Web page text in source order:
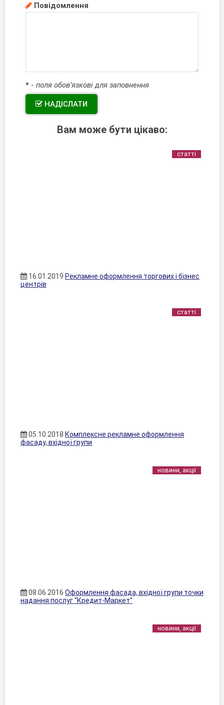
Повідомлення
* - поля обов’язкові для заповнення
НАДІСЛАТИ
Вам може бути цікаво:
статті
16.01.2019 Рекламне оформлення торгових і бізнес
центрів
статті
05.10.2018 Комплексне рекламне оформлення
фасаду, вхідної групи
новини, акції
08.06.2016 Оформлення фасада, вхідної групи точки
надання послуг “Кредит-Маркет”
новини, акції